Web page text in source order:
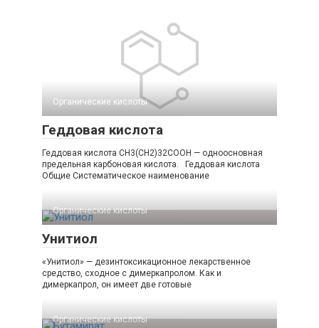
Органические кислоты‎
Геддовая кислота
Геддовая кислота CH3(CH2)32COOH — одноосновная
предельная карбоновая кислота. Геддовая кислота
Общие Систематическое наименование
Органические кислоты‎
Унитиол
«Унитиол» — дезинтоксикационное лекарственное
средство, сходное с димеркапролом. Как и
димеркапрол, он имеет две готовые
Органические кислоты‎